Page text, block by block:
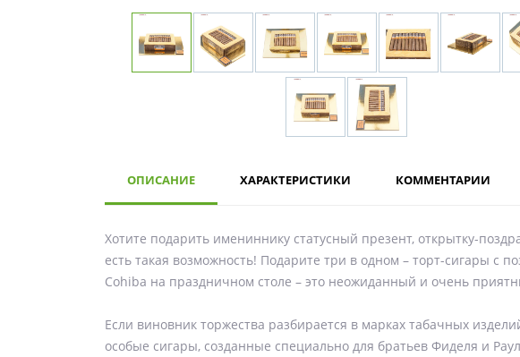
ОПИСАНИЕ ХАРАКТЕРИСТИКИ КОММЕНТАРИИ
Хотите подарить имениннику статусный презент, открытку-
есть такая возможность! Подарите три в одном – торт-сигары с
Cohiba на праздничном столе – это неожиданный и очень
Если виновник торжества разбирается в марках табачных
особые сигары, созданные специально для братьев Фиделя и